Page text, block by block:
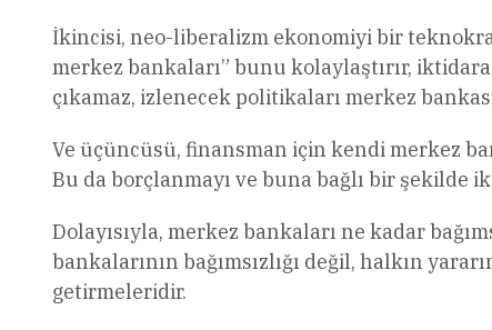
İkincisi, neo-liberalizm ekonomiyi bir
merkez bankaları” bunu kolaylaştırır,
çıkamaz, izlenecek politikaları merkez
Ve üçüncüsü, finansman için kendi merkez
Bu da borçlanmayı ve buna bağlı bir şekilde
Dolayısıyla, merkez bankaları ne kadar
bankalarının bağımsızlığı değil, halkın
getirmeleridir.